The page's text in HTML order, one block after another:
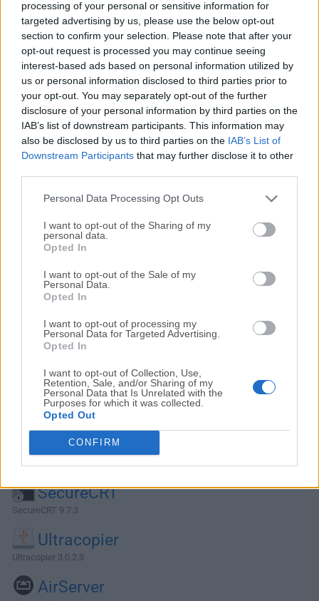
processing of your personal or sensitive information for
targeted advertising by us, please use the below opt-out
section to confirm your selection. Please note that after your
opt-out request is processed you may continue seeing
interest-based ads based on personal information utilized by
us or personal information disclosed to third parties prior to
your opt-out. You may separately opt-out of the further
disclosure of your personal information by third parties on the
IAB’s list of downstream participants. This information may
also be disclosed by us to third parties on the IAB’s List of
Downstream Participants that may further disclose it to other
Personal Data Processing Opt Outs
I want to opt-out of the Sharing of my
personal data.
Opted In
I want to opt-out of the Sale of my
Personal Data.
Opted In
I want to opt-out of processing my
Personal Data for Targeted Advertising.
Opted In
I want to opt-out of Collection, Use,
Retention, Sale, and/or Sharing of my
Personal Data that Is Unrelated with the
Purposes for which it was collected.
Opted Out
CONFIRM
Cuenta con una interfaz fácil de usar con marcadores de
rápido acceso.La vista de esquema del navegador permite
explorar grandes estructuras de carpetas de manera
eficiente y puedes previsualizar archivos rápidamente con
Quick Look.Para editar archivos, la integración perfecta con
varios editores externos facilita el cambio rápido de
contenido. Tanto Amazon CloudFront como Cloud Files de
Rackspace se pueden configurar fácilmente para distribuir
tu contenido en la nube.Muchas tecnologías del sistema
Alternativas y Software Similar
SecureCRT
SecureCRT 9.7.3
Ultracopier
Ultracopier 3.0.2.3
AirServer